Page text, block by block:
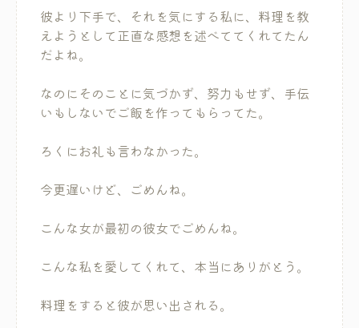
彼より下手で、それを気にする私に、料理を教
えようとして正直な感想を述べててくれてたん
だよね。
なのにそのことに気づかず、努力もせず、手伝
いもしないでご飯を作ってもらってた。
ろくにお礼も言わなかった。
今更遅いけど、ごめんね。
こんな女が最初の彼女でごめんね。
こんな私を愛してくれて、本当にありがとう。
料理をすると彼が思い出される。